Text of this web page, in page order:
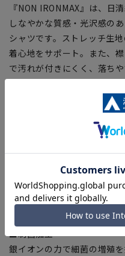
『NON IRONMAX』は、日
しなやかな質感・光沢感の
シャツです。ストレッチ生
着心地をサポート。また、
で汚れが付きにくく、落ち
ンアイロンで着用いただけ
「
【仕様・機能】
■ストレッチ
綿の柔らかな風合いにスト
■制菌加工
銀イオンの力で細菌の増殖